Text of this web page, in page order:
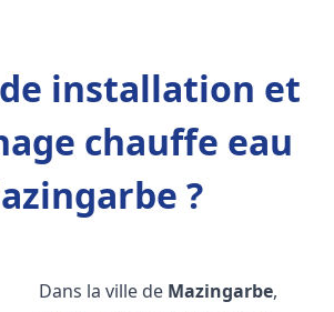
installation et
chauffe eau
?
Dans la ville de Mazingarbe,